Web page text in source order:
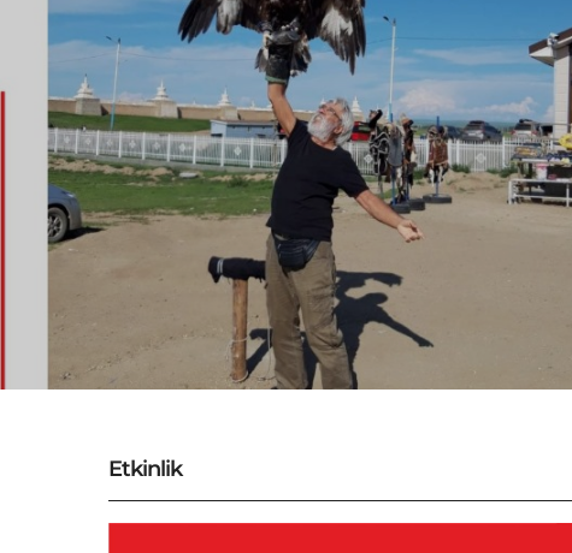
Etkinlik